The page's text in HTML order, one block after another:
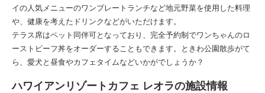
イの人気メニューのワンプレートランチなど地元野菜を使用した料理
や、健康を考えたドリンクなどがいただけます。
テラス席はペット同伴可となっており、完全予約制でワンちゃんのロ
ーストビーフ丼をオーダーすることもできます。ときわ公園散歩がて
ら、愛犬と昼食やカフェタイムなどいかがでしょうか？
ハワイアンリゾートカフェ レオラの施設情報